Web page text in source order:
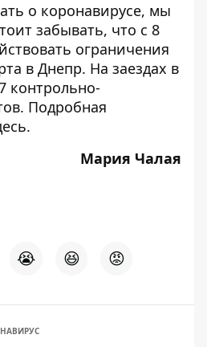
о коронавирусе, мы
забывать, что с 8
ограничения
в Днепр. На заездах в
контрольно-
Подробная
.
Мария Чалая
😭 😆 😡